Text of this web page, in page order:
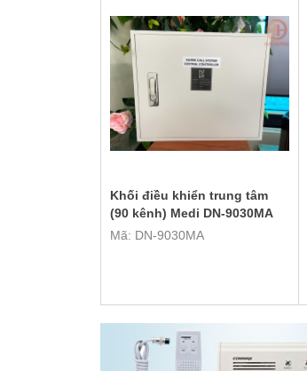
Khối điều khiển trung tâm
(90 kênh) Medi DN-9030MA
Mã: DN-9030MA